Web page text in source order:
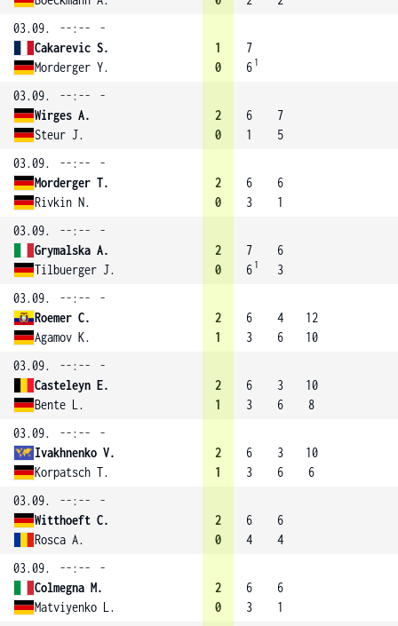
03.09.
--:--
-
Cakarevic S.
Morderger Y.
1
0
7
6 1
03.09. --:--
-
Wirges A.
Steur J.
2
0
6
1
7
5
03.09.
--:--
-
Morderger T.
Rivkin N.
2
0
6
3
6
1
03.09.
--:--
-
Grymalska A.
Tilbuerger J.
2
0
7
6 1
6
3
03.09.
--:--
-
Roemer C.
Agamov K.
2
1
6
3
4
6
12
10
03.09.
--:--
-
Casteleyn E.
Bente L.
2
1
6
3
3
6
10
8
03.09.
--:--
-
Ivakhnenko V.
Korpatsch T.
2
1
6
3
3
6
10
6
03.09.
--:--
-
Witthoeft C.
Rosca A.
2
0
6
4
6
4
03.09.
--:--
-
Colmegna M.
Matviyenko L.
2
0
6
3
6
1